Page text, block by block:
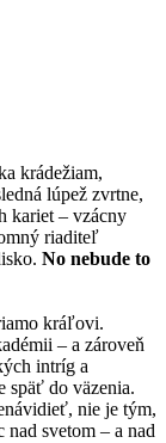
krádežiam,
lúpež zvrtne,
kariet – vzácny
riaditeľ
No nebude to
kráľovi.
– a zároveň
intríg a
späť do väzenia.
nie je tým,
svetom – a nad